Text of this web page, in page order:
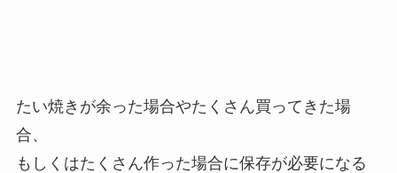
たい焼きが余った場合やたくさん買ってきた場
合、
もしくはたくさん作った場合に保存が必要になる